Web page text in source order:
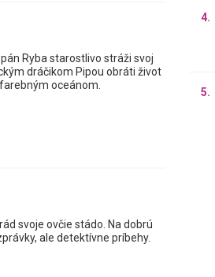
Ryba starostlivo stráži svoj
dráčikom Pipou obráti život
oceánom.
svoje ovčie stádo. Na dobrú
ale detektívne príbehy.
4.
5.